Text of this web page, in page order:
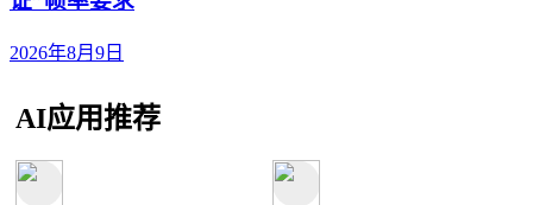
2026年8月9日
AI应用推荐